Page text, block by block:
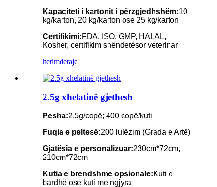
Kapaciteti i kartonit i përzgjedhshëm:10
kg/karton, 20 kg/karton ose 25 kg/karton
Certifikimi:FDA, ISO, GMP, HALAL,
Kosher, certifikim shëndetësor veterinar
hetimdetaje
2.5g xhelatinë gjethesh
Pesha:2.5g/copë; 400 copë/kuti
Fuqia e peltesë:200 lulëzim (Grada e Artë)
Gjatësia e personalizuar:230cm*72cm,
210cm*72cm
Kutia e brendshme opsionale:Kuti e
bardhë ose kuti me ngjyra